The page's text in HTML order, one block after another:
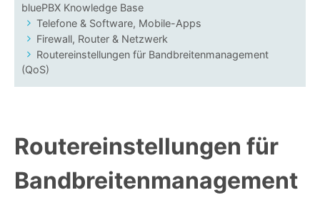
bluePBX Knowledge Base
Telefone & Software, Mobile-Apps
Firewall, Router & Netzwerk
Routereinstellungen für Bandbreitenmanagement
(QoS)
Routereinstellungen für
Bandbreitenmanagement